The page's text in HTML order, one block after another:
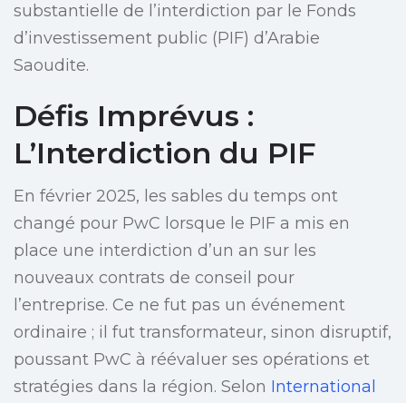
substantielle de l’interdiction par le Fonds
d’investissement public (PIF) d’Arabie
Saoudite.
Défis Imprévus :
L’Interdiction du PIF
En février 2025, les sables du temps ont
changé pour PwC lorsque le PIF a mis en
place une interdiction d’un an sur les
nouveaux contrats de conseil pour
l’entreprise. Ce ne fut pas un événement
ordinaire ; il fut transformateur, sinon disruptif,
poussant PwC à réévaluer ses opérations et
stratégies dans la région. Selon International